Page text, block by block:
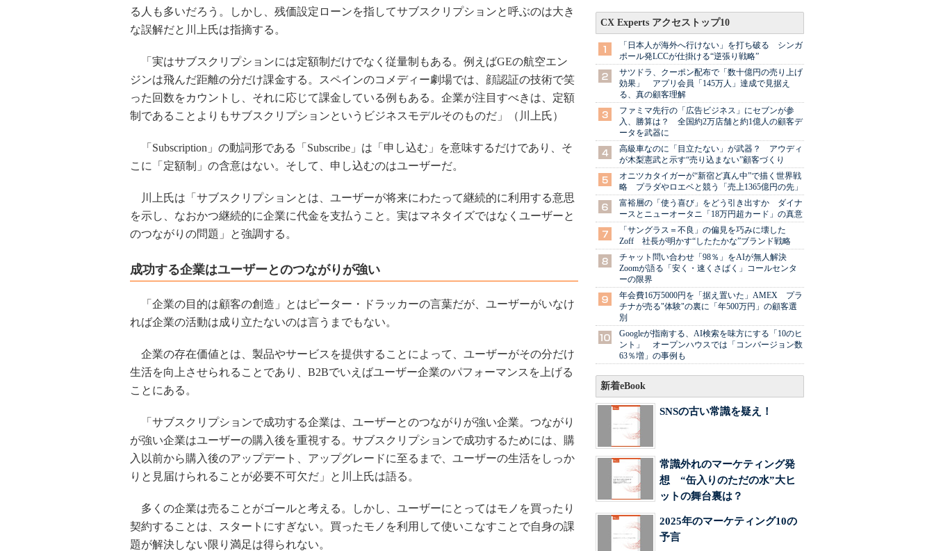
る人も多いだろう。しかし、残価設定ローンを指してサブスクリプションと呼ぶのは大き
な誤解だと川上氏は指摘する。
「実はサブスクリプションには定額制だけでなく従量制もある。例えばGEの航空エン
ジンは飛んだ距離の分だけ課金する。スペインのコメディー劇場では、顔認証の技術で笑
った回数をカウントし、それに応じて課金している例もある。企業が注目すべきは、定額
制であることよりもサブスクリプションというビジネスモデルそのものだ」（川上氏）
「Subscription」の動詞形である「Subscribe」は「申し込む」を意味するだけであり、そ
こに「定額制」の含意はない。そして、申し込むのはユーザーだ。
川上氏は「サブスクリプションとは、ユーザーが将来にわたって継続的に利用する意思
を示し、なおかつ継続的に企業に代金を支払うこと。実はマネタイズではなくユーザーと
のつながりの問題」と強調する。
成功する企業はユーザーとのつながりが強い
「企業の目的は顧客の創造」とはピーター・ドラッカーの言葉だが、ユーザーがいなけ
れば企業の活動は成り立たないのは言うまでもない。
企業の存在価値とは、製品やサービスを提供することによって、ユーザーがその分だけ
生活を向上させられることであり、B2Bでいえばユーザー企業のパフォーマンスを上げる
ことにある。
「サブスクリプションで成功する企業は、ユーザーとのつながりが強い企業。つながり
が強い企業はユーザーの購入後を重視する。サブスクリプションで成功するためには、購
入以前から購入後のアップデート、アップグレードに至るまで、ユーザーの生活をしっか
りと見届けられることが必要不可欠だ」と川上氏は語る。
多くの企業は売ることがゴールと考える。しかし、ユーザーにとってはモノを買ったり
契約することは、スタートにすぎない。買ったモノを利用して使いこなすことで自身の課
題が解決しない限り満足は得られない。
CX Experts アクセストップ10
「日本人が海外へ行けない」を打ち破る シンガ
ポール発LCCが仕掛ける“逆張り戦略”
サツドラ、クーポン配布で「数十億円の売り上げ
効果」 アプリ会員「145万人」達成で見据え
る、真の顧客理解
ファミマ先行の「広告ビジネス」にセブンが参
入、勝算は？ 全国約2万店舗と約1億人の顧客デ
ータを武器に
高級車なのに「目立たない」が武器？ アウディ
が木梨憲武と示す“売り込まない”顧客づくり
オニツカタイガーが“新宿ど真ん中”で描く世界戦
略 プラダやロエベと競う「売上1365億円の先」
富裕層の「使う喜び」をどう引き出すか ダイナ
ースとニューオータニ「18万円超カード」の真意
「サングラス＝不良」の偏見を巧みに壊した
Zoff 社長が明かす“したたかな”ブランド戦略
チャット問い合わせ「98％」をAIが無人解決
Zoomが語る「安く・速くさばく」コールセンタ
ーの限界
年会費16万5000円を「据え置いた」AMEX プラ
チナが売る"体験"の裏に「年500万円」の顧客選
別
Googleが指南する、AI検索を味方にする「10のヒ
ント」 オープンハウスでは「コンバージョン数
63％増」の事例も
新着eBook
SNSの古い常識を疑え！
常識外れのマーケティング発
想 “缶入りのただの水”大ヒ
ットの舞台裏は？
2025年のマーケティング10の
予言